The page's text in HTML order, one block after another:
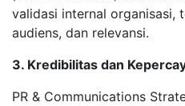
validasi internal organisasi,
audiens, dan relevansi.
3. Kredibilitas dan
PR & Communications